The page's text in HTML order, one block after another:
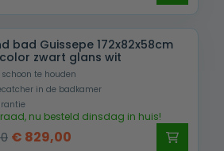
was:
€ 1.299,00.
is:
€ 735,00.
bad Guissepe 172x82x58cm
zwart glans wit
schoon te houden
in de badkamer
nu besteld dinsdag in huis!
Oorspronkelijke
€ 829,00